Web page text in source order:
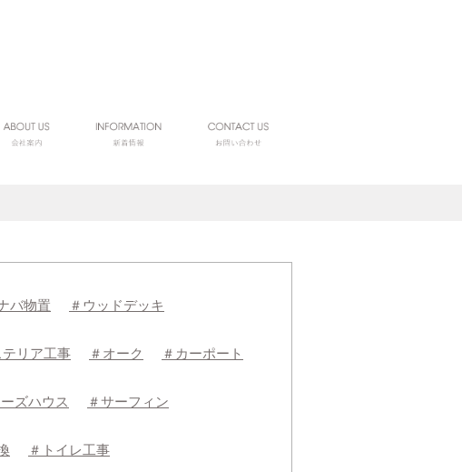
バ物置 ＃ウッドデッキ
テリア工事 ＃オーク ＃カーポート
ズハウス ＃サーフィン
＃トイレ工事